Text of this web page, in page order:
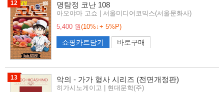
12 명탐정 코난 108
아오야마 고쇼 | 서울미디어코믹스(서울문화사)
5,400 원(10%↓+ 5%P)
쇼핑카트담기 바로구매
13 악의 - 가가 형사 시리즈 (전면개정판)
히가시노게이고 | 현대문학(주)